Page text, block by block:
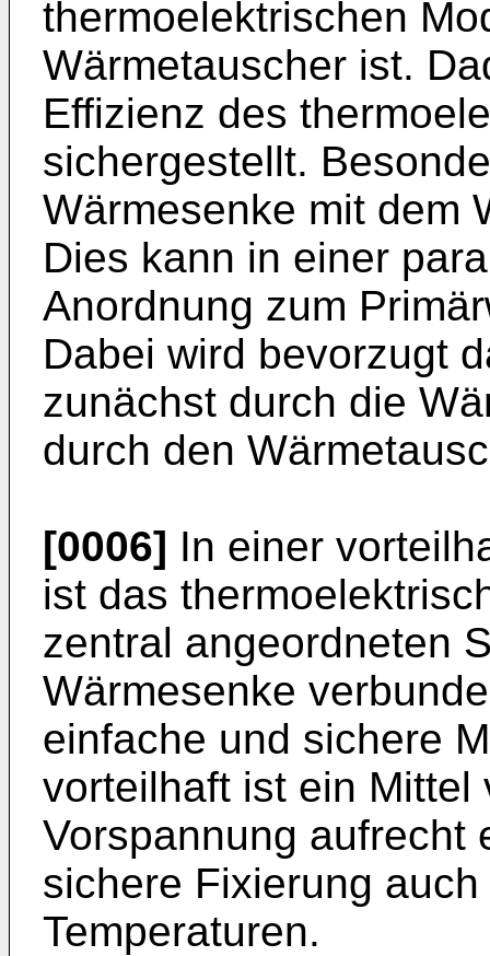
thermoelektrischen
Wärmetauscher ist.
Effizienz des
sichergestellt.
Wärmesenke mit dem
Dies kann in einer
Anordnung zum
Dabei wird bevorzugt
zunächst durch die
durch den
[0006] In einer
ist das
zentral angeordneten
Wärmesenke
einfache und sichere
vorteilhaft ist ein Mittel
Vorspannung aufrecht
sichere Fixierung
Temperaturen.